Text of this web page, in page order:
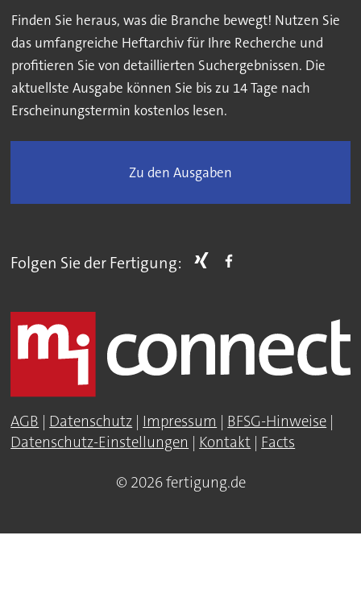
Finden Sie heraus, was die Branche bewegt! Nutzen Sie
das umfangreiche Heftarchiv für Ihre Recherche und
profitieren Sie von detaillierten Suchergebnissen. Die
aktuellste Ausgabe können Sie bis zu 14 Tage nach
Erscheinungstermin kostenlos lesen.
Zu den Ausgaben
Folgen Sie der Fertigung:
AGB | Datenschutz | Impressum | BFSG-Hinweise |
Datenschutz-Einstellungen | Kontakt | Facts
© 2026 fertigung.de